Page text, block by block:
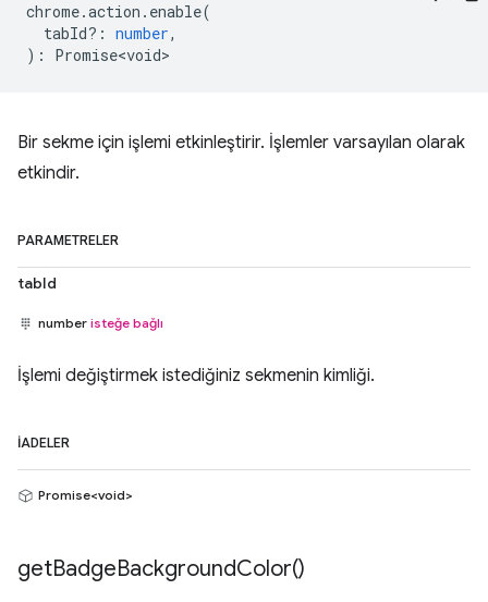
chrome.action . enable(
tabId? : number,
) : Promise<void>
Bir sekme için işlemi etkinleştirir. İşlemler varsayılan olarak
etkindir.
PARAMETRELER
tabId
number isteğe bağlı
İşlemi değiştirmek istediğiniz sekmenin kimliği.
İADELER
Promise<void>
getBadgeBackgroundColor()